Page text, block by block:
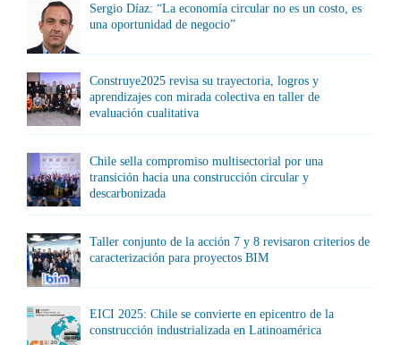
Sergio Díaz: “La economía circular no es un costo, es
una oportunidad de negocio”
Construye2025 revisa su trayectoria, logros y
aprendizajes con mirada colectiva en taller de
evaluación cualitativa
Chile sella compromiso multisectorial por una
transición hacia una construcción circular y
descarbonizada
Taller conjunto de la acción 7 y 8 revisaron criterios de
caracterización para proyectos BIM
EICI 2025: Chile se convierte en epicentro de la
construcción industrializada en Latinoamérica